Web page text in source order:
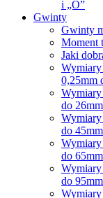
i „O”
Gwinty
Gwinty
Moment
Jaki
0,25mm
do 26mm
do 45mm
do 65mm
do 95mm